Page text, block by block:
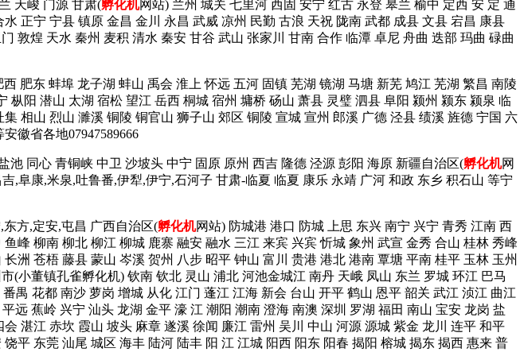
天峻 门源 甘肃(孵化机网站) 兰州 城关 七里河 西固 安宁 红古 永登 皋兰 榆中 定西 安 定 通
正宁 宁县 镇原 金昌 金川 永昌 武威 凉州 民勤 古浪 天祝 陇南 武都 成县 文县 宕昌 康县
敦煌 天水 秦州 麦积 清水 秦安 甘谷 武山 张家川 甘南 合作 临潭 卓尼 舟曲 迭部 玛曲 碌曲
肥东 蚌埠 龙子湖 蚌山 禹会 淮上 怀远 五河 固镇 芜湖 镜湖 马塘 新芜 鸠江 芜湖 繁昌 南陵
阳 潜山 太湖 宿松 望江 岳西 桐城 宿州 墉桥 砀山 萧县 灵璧 泗县 阜阳 颍州 颍东 颍泉 临
相山 烈山 濉溪 铜陵 铜官山 狮子山 郊区 铜陵 宣城 宣州 郎溪 广德 泾县 绩溪 旌德 宁国 六
徽省各地07947589666
同心 青铜峡 中卫 沙坡头 中宁 固原 原州 西吉 隆德 泾源 彭阳 海原 新疆自治区(孵化机网
,阜康,米泉,吐鲁番,伊犁,伊宁,石河子 甘肃-临夏 临夏 康乐 永靖 广河 和政 东乡 积石山 等宁
方,定安,屯昌 广西自治区(孵化机网站) 防城港 港口 防城 上思 东兴 南宁 兴宁 青秀 江南 西
峰 柳南 柳北 柳江 柳城 鹿寨 融安 融水 三江 来宾 兴宾 忻城 象州 武宣 金秀 合山 桂林 秀峰
洲 苍梧 藤县 蒙山 岑溪 贺州 八步 昭平 钟山 富川 贵港 港北 港南 覃塘 平南 桂平 玉林 玉州
小董镇孔雀孵化机) 钦南 钦北 灵山 浦北 河池金城江 南丹 天峨 凤山 东兰 罗城 环江 巴马
禺 花都 南沙 萝岗 增城 从化 江门 蓬江 江海 新会 台山 开平 鹤山 恩平 韶关 武江 浈江 曲江
远 蕉岭 兴宁 汕头 龙湖 金平 濠 江 潮阳 潮南 澄海 南澳 深圳 罗湖 福田 南山 宝安 龙岗 盐
湛江 赤坎 霞山 坡头 麻章 遂溪 徐闻 廉江 雷州 吴川 中山 河源 源城 紫金 龙川 连平 和平
平 东莞 汕尾 城区 海丰 陆河 陆丰 阳 江 江城 阳西 阳东 阳春 揭阳 榕城 揭东 揭西 惠来 普